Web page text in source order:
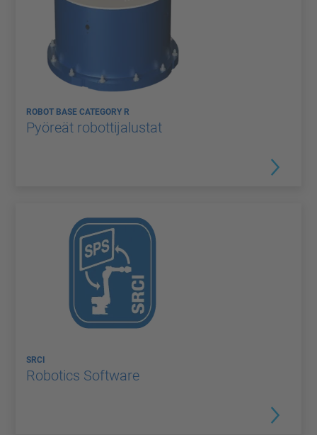
ROBOT BASE CATEGORY R
Pyöreät robottijalustat
SRCI
Robotics Software